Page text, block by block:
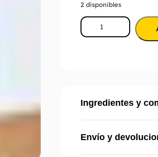
2 disponibles
Ingredientes y
Envío y